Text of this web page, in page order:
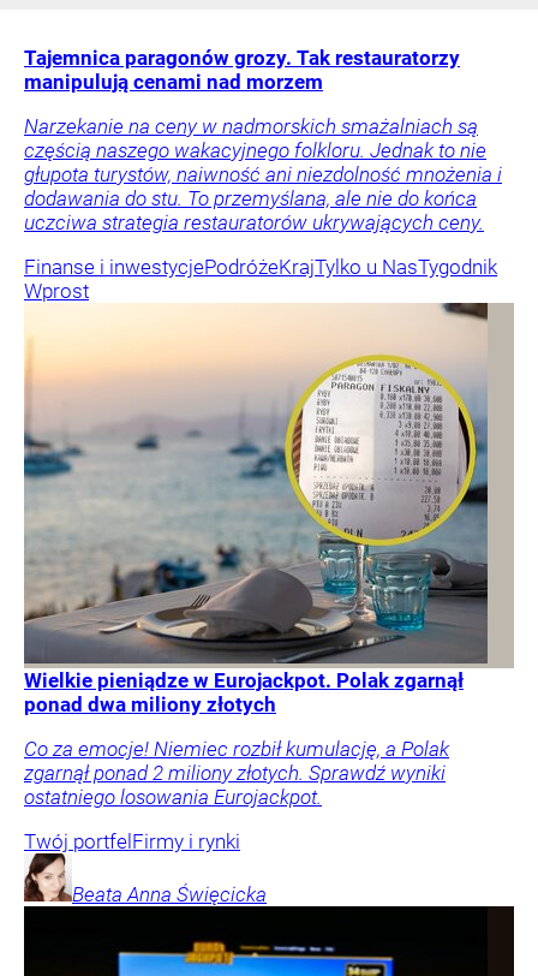
Tajemnica paragonów grozy. Tak restauratorzy
manipulują cenami nad morzem
Narzekanie na ceny w nadmorskich smażalniach są
częścią naszego wakacyjnego folkloru. Jednak to nie
głupota turystów, naiwność ani niezdolność mnożenia i
dodawania do stu. To przemyślana, ale nie do końca
uczciwa strategia restauratorów ukrywających ceny.
Finanse i inwestycjePodróżeKrajTylko u NasTygodnik
Wprost
Wielkie pieniądze w Eurojackpot. Polak zgarnął
ponad dwa miliony złotych
Co za emocje! Niemiec rozbił kumulację, a Polak
zgarnął ponad 2 miliony złotych. Sprawdź wyniki
ostatniego losowania Eurojackpot.
Twój portfelFirmy i rynki
Beata Anna Święcicka